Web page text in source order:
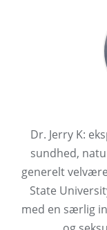
Dr. Jerry K:
sundhed,
generelt
State
med en særlig